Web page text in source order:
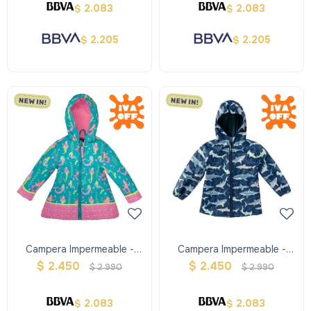
$ 2.083
$ 2.205
$ 2.083
$ 2.205
Campera Impermeable -
Sirena Verde/rosado -
$ 2.450 $2.990
$ 2.083
Campera Impermeable -
Tiburón - Stephen Joseph
$ 2.450 $2.990
$ 2.083